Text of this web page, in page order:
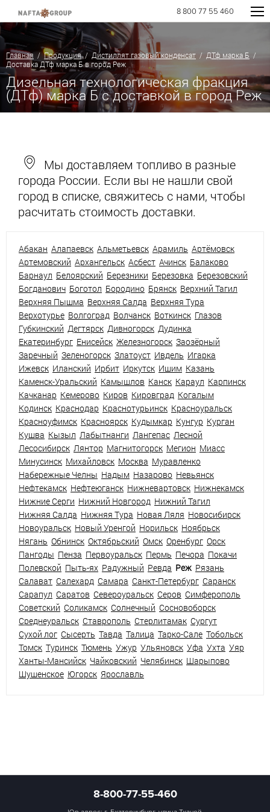
8 800 77 55 460
Главная /Продукция/ Дистиллят газовый конденсат / ДТф марка Б /
Доставка ДТф марка Б в город Реж
Дизельная технологическая фракция
(ДТф) марка Б с доставкой в город Реж
Мы доставляем топливо в разные
города России. Если вы не нашли свой
город в списке, свяжитесь с нами, чтобы
расчитать стоимость доставки.
Абакан Алапаевск Альметьевск Арамиль Артёмовск
Артемовский Архангельск Асбест Ачинск Балаково
Барнаул Белоярский Березники Березовка Березовский
Богданович Боготол Бородино Брянск Верхний Тагил
Верхняя Пышма Верхняя Салда Верхняя Тура
Верхотурье Волгоград Волчанск Воткинск Глазов
Губкинский Дегтярск Дивногорск Дудинка
Екатеринбург Енисейск Железногорск Заозёрный
Заречный Зеленогорск Златоуст Ивдель Игарка
Ижевск Иланский Ирбит Иркутск Ишим Казань
Каменск-Уральский Камышлов Канск Караул Карпинск
Качканар Кемерово Киров Кировград Когалым
Кодинск Краснодар Краснотурьинск Красноуральск
Красноуфимск Красноярск Кудымкар Кунгур Курган
Кушва Кызыл Лабытнанги Лангепас Лесной
Лесосибирск Лянтор Магнитогорск Мегион Миасс
Минусинск Михайловск Москва Муравленко
Набережные Челны Надым Назарово Невьянск
Нефтекамск Нефтеюганск Нижневартовск Нижнекамск
Нижние Серги Нижний Новгород Нижний Тагил
Нижняя Салда Нижняя Тура Новая Ляля Новосибирск
Новоуральск Новый Уренгой Норильск Ноябрьск
Нягань Обнинск Октябрьский Омск Оренбург Орск
Пангоды Пенза Первоуральск Пермь Печора Покачи
Полевской Пыть-ях Радужный Ревда Реж Рязань
Салават Салехард Самара Санкт-Петербург Саранск
Сарапул Саратов Североуральск Серов Симферополь
Советский Соликамск Солнечный Сосновоборск
Среднеуральск Ставрополь Стерлитамак Сургут
Сухой лог Сысерть Тавда Талица Тарко-Сале Тобольск
Томск Туринск Тюмень Ужур Ульяновск Уфа Ухта Уяр
Ханты-Мансийск Чайковский Челябинск Шарыпово
Шушенское Югорск Ярославль
8-800-77-55-460